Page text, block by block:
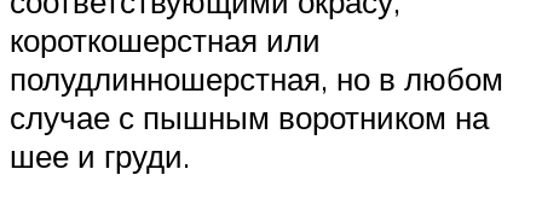
короткошерстная или
полудлинношерстная, но в любом
случае с пышным воротником на
шее и груди.